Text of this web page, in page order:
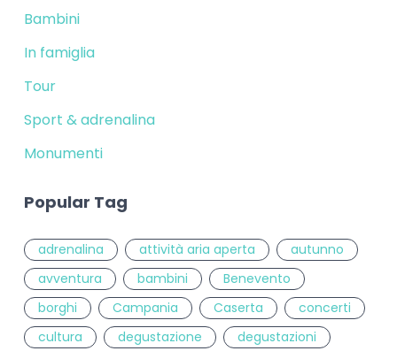
Bambini
In famiglia
Tour
Sport & adrenalina
Monumenti
Popular Tag
adrenalina attività aria aperta
autunno
avventura
bambini
Benevento
borghi
Campania Caserta
concerti
cultura
degustazione
degustazioni